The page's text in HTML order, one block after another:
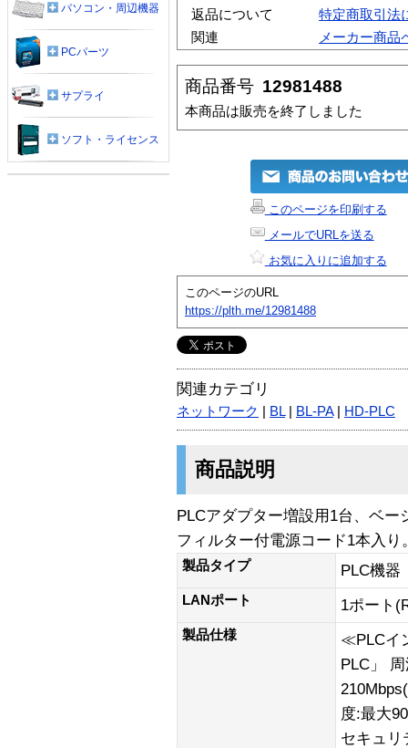
返品について
特定商取引法
関連
メーカー商品
商品番号 12981488
本商品は販売を終了しました
このページを印刷する
メールでURLを送る
お気に入りに追加する
このページのURL
https://plth.me/12981488
関連カテゴリ
ネットワーク BL| BL-PA| HD-PLC
商品説明
PLCアダプター増設用1台、ベ
フィルター付電源コード1本入り
製品タイプ PLC機器
LANポート 1ポート
製品仕様
≪PLCイ
PLC」
度:最大
セキュリ
パソコン・周辺機器
PCパーツ
サプライ
ソフト・ライセンス